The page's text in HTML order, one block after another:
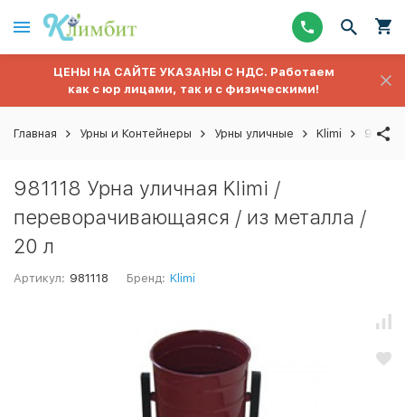
ЦЕНЫ НА САЙТЕ УКАЗАНЫ С НДС. Работаем
как с юр лицами, так и с физическими!
Главная Урны и Контейнеры Урны уличные Klimi
981118 Урна уличная Klimi /
переворачивающаяся / из металла /
20 л
Артикул: 981118 Бренд: Klimi